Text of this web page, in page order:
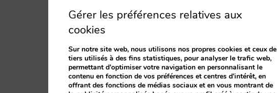
Gérer les préférences relatives aux
cookies
Sur notre site web, nous utilisons nos propres cookies et ceux de
tiers utilisés à des fins statistiques, pour analyser le trafic web,
permettant d'optimiser votre navigation en personnalisant le
contenu en fonction de vos préférences et centres d'intérêt, en
offrant des fonctions de médias sociaux et en vous montrant de